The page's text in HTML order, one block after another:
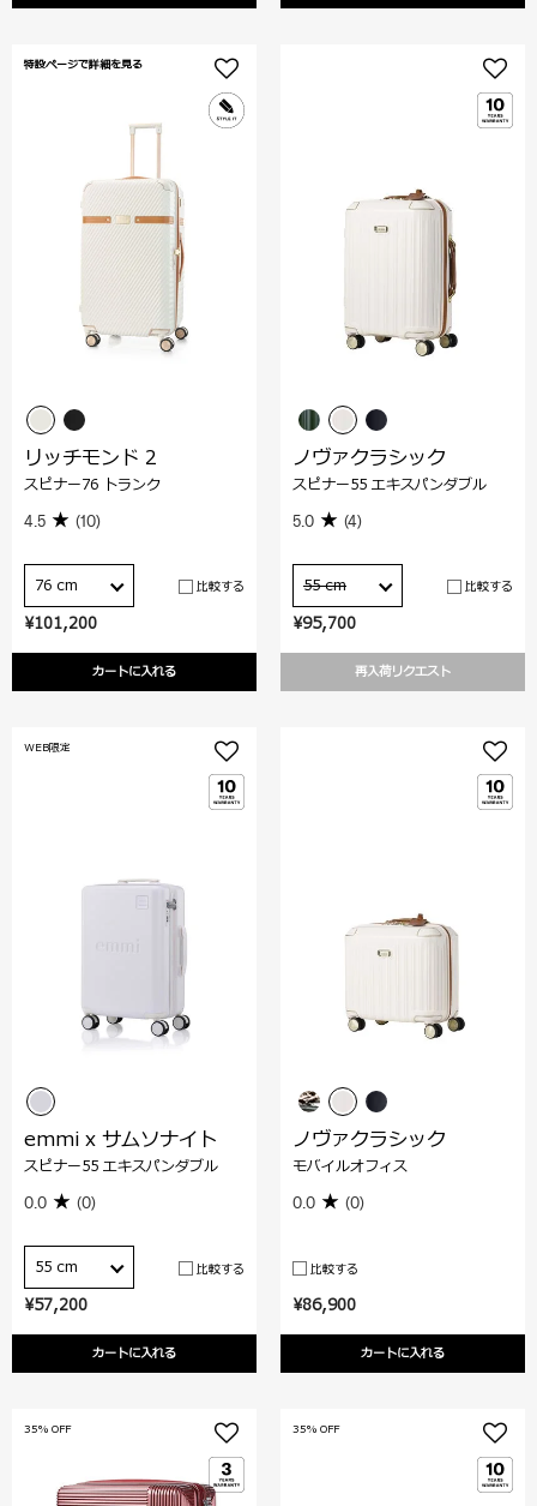
¥101,200
カートに入れる
特設ページで詳細を見る
リッチモンド 2
スピナー76 トランク
4.5 (10)
76 cm 比較する
¥95,700
再入荷リクエスト
ノヴァクラシック
スピナー55 エキスパンダブル
5.0 (4)
55 cm 比較する
¥57,200
カートに入れる
WEB限定
emmi x サムソナイト
スピナー55 エキスパンダブル
0.0 (0)
55 cm 比較する
¥86,900
カートに入れる
ノヴァクラシック
モバイルオフィス
0.0 (0)
比較する
35% OFF 35% OFF